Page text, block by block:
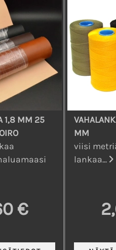
1,8 MM 25
€
MM
viisi
lankaa...